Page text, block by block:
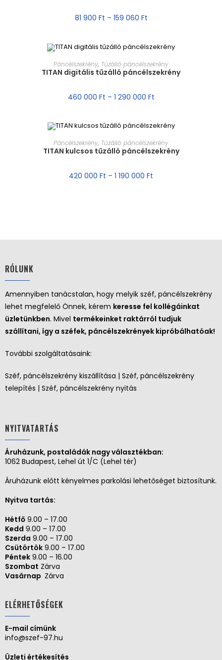
81 900 Ft – 159 060 Ft
MÉRET VÁLASZTÁSA
Páncélszekrény, Tűzálló páncélszekrény
TITAN digitális tűzálló páncélszekrény
460 000 Ft – 1 290 000 Ft
MÉRET VÁLASZTÁSA
Páncélszekrény, Tűzálló páncélszekrény
TITAN kulcsos tűzálló páncélszekrény
420 000 Ft – 1 190 000 Ft
RÓLUNK
Amennyiben tanácstalan, hogy melyik széf, páncélszekrény
lehet megfelelő Önnek, kérem keresse fel kollégáinkat
üzletünkben. Mivel termékeinket raktárról tudjuk
szállítani, így a széfek, páncélszekrények kipróbálhatóak!
További szolgáltatásaink:
Széf, páncélszekrény kiszállítása | Széf, páncélszekrény
telepítés | Széf, páncélszekrény nyitás
NYITVATARTÁS
Áruházunk, postaládák nagy választékban:
1062 Budapest, Lehel út 1/C (Lehel tér)
Áruházunk előtt kényelmes parkolási lehetőséget biztosítunk.
Nyitva tartás:
Hétfő 9.00 – 17.00
Kedd 9.00 – 17.00
Szerda 9.00 – 17.00
Csütörtök 9.00 – 17.00
Péntek 9.00 – 16.00
Szombat Zárva
Vasárnap Zárva
ELÉRHETŐSÉGEK
E-mail címünk
info@szef-97.hu
Üzleti értékesítés